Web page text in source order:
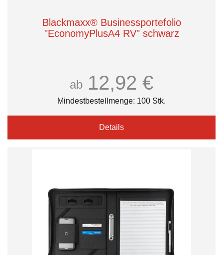
Blackmaxx® Businessportefolio
"EconomyPlusA4 RV" schwarz
ab 12,92 €
Mindestbestellmenge: 100 Stk.
Details